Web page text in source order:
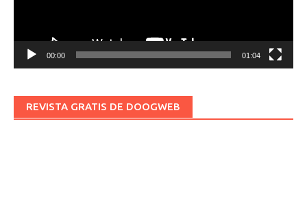
00:00 01:04
REVISTA GRATIS DE DOOGWEB